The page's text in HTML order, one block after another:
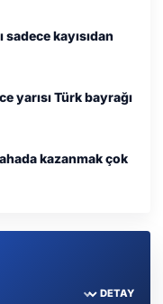
kayısıdan
yarısı Türk bayrağı
kazanmak çok
DETAY